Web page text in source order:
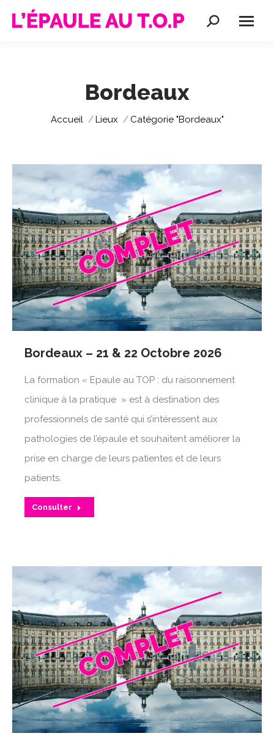
Recherche
Bordeaux
Vous êtes ici :
Accueil Lieux Catégorie "Bordeaux"
Bordeaux – 21 & 22 Octobre 2026
La formation « Epaule au TOP : du raisonnement
clinique à la pratique » est à destination des
professionnels de santé qui s’intéressent aux
pathologies de l’épaule et souhaitent améliorer la
prise en charge de leurs patientes et de leurs
patients.
Consulter